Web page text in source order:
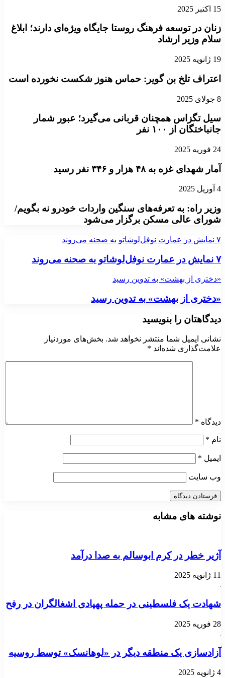
15 اکتبر 2025
زنان در توسعه فرهنگ روستا جایگاه ویژه‌ای دارند؛ ابلاغ
سلام وزیر ارشاد
19 ژانویه 2025
اعتراف تلخ بن گویر: حماس هنوز شکست نخورده است
8 جولای 2025
سیل تگزاس همچنان قربانی می‌گیرد؛ عبور شمار
جانباختگان از ۱۰۰ نفر
24 فوریه 2025
آمار شهدای غزه به ۴۸ هزار و ۳۴۶ نفر رسید
4 آوریل 2025
وزیر راه: به تعرفه‌های سنگین واردات خودرو نه بگویم/
شورای عالی مسکن برگزار می‌شود
۷ نمایش در عمارت نوفل‌لوشاتو به صحنه می‌روند
۷ نمایش در عمارت نوفل‌لوشاتو به صحنه می‌روند
«دختری از بهشت» به تدوین رسید
«دختری از بهشت» به تدوین رسید
دیدگاهتان را بنویسید
نشانی ایمیل شما منتشر نخواهد شد. بخش‌های موردنیاز
علامت‌گذاری شده‌اند *
دیدگاه *
نام *
ایمیل *
وب‌ سایت
نوشته های مشابه
آژیر خطر در کرم ابوسالم به صدا درآمد
11 ژانویه 2025
شهادت یک فلسطینی در حمله پهپادی اشغالگران در رفح
28 فوریه 2025
آزادسازی یک منطقه دیگر در «لوهانسک» توسط روسیه
4 ژانویه 2025